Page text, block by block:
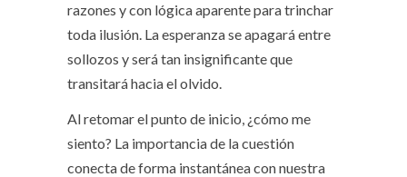
razones y con lógica aparente para trinchar
toda ilusión. La esperanza se apagará entre
sollozos y será tan insignificante que
transitará hacia el olvido.
Al retomar el punto de inicio, ¿cómo me
siento? La importancia de la cuestión
conecta de forma instantánea con nuestra